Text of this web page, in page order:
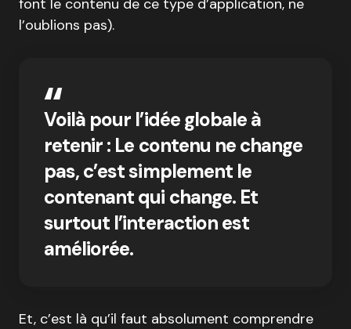
l’oublions pas).
Voilà pour l’idée globale à
retenir : Le contenu ne change
pas, c’est simplement le
contenant qui change. Et
surtout l’interaction est
améliorée.
Et, c’est là qu’il faut absolument comprendre